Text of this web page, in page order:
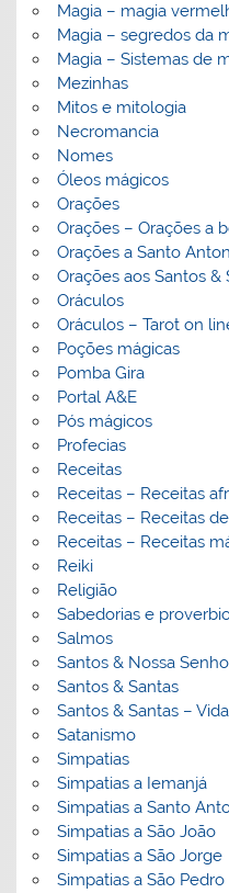
Magia – magia
Magia – segredos da
Magia – Sistemas de
Mezinhas
Mitos e mitologia
Necromancia
Nomes
Óleos mágicos
Orações
Orações – Orações a
Orações a Santo
Orações aos Santos &
Oráculos
Oráculos – Tarot on
Poções mágicas
Pomba Gira
Portal A&E
Pós mágicos
Profecias
Receitas
Receitas – Receitas
Receitas – Receitas
Receitas – Receitas
Reiki
Religião
Sabedorias e
Salmos
Santos & Nossa
Santos & Santas
Santos & Santas –
Satanismo
Simpatias
Simpatias a Iemanjá
Simpatias a Santo
Simpatias a São João
Simpatias a São Jorge
Simpatias a São Pedro